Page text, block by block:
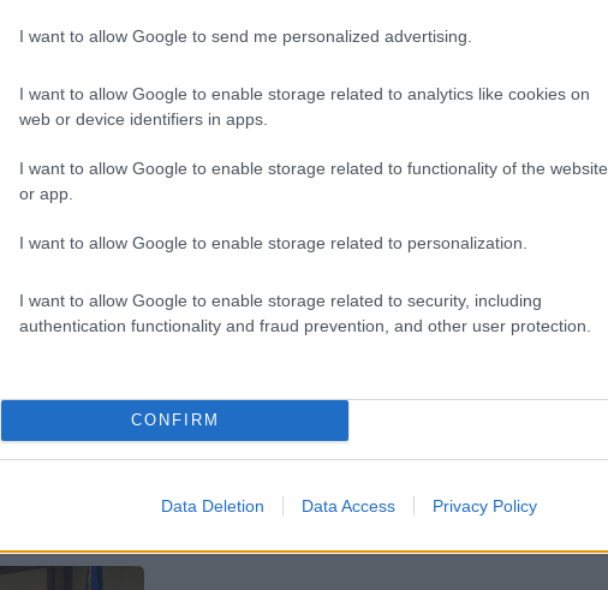
I want to allow Google to send me personalized advertising.
I want to allow Google to enable storage related to analytics like cookies on
web or device identifiers in apps.
I want to allow Google to enable storage related to functionality of the website
or app.
I want to allow Google to enable storage related to personalization.
I want to allow Google to enable storage related to security, including
authentication functionality and fraud prevention, and other user protection.
CONFIRM
Data Deletion Data Access Privacy Policy
ασύμμετρη απειλή
Ο απόλυτα ανέλεγκτος Κωνσταντίνος
Τζαβέλλας και η παραίτηση του
«Είναι ενήμερη η Κοβέσι»: Τι λέει ο
Φλωρίδης για την τροπολογία -
«Δεν θίγει την Ευρωπαϊκή
Ο υπουργός Δικαιοσύνης αναφέρθηκε
στην παρουσία της κ. Κοβέσι στο
Forum των Δελφών τον Απρίλιο, για
Εισαγγελέας ήταν ενήμερη